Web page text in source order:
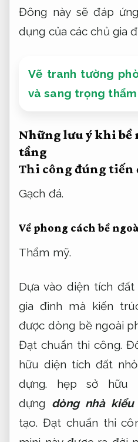
Đông này sẽ đáp
dụng của các chủ gia
Vẽ tranh tường
và sang trọng thẩm
Những lưu ý khi bề
tầng
Thi công đúng tiến
Gạch đá.
Về phong cách bề
Thẩm mỹ.
Dựa vào diện tích
gia đình mà kiến
được dòng bề ngoài
Đạt chuẩn thi công.
hữu diện tích đất
dựng. hẹp sở hữu
dựng dòng nhà kiểu
tạo. Đạt chuẩn thi